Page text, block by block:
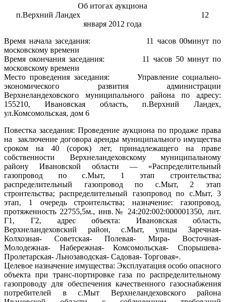
Об итогах аукциона
п.Верхний Ландех 12
января 2012 года
Время начала заседания: 11 часов 00минут по
московскому времени
Время окончания заседания: 11 часов 50 минут по
московскому времени
Место проведения заседания: Управление социально-
экономического развития администрации
Верхнеландеховского муниципального района по адресу:
155210, Ивановская область, п.Верхний Ландех,
ул.Комсомольская, дом 6
Повестка заседания: Проведение аукциона по продаже права
на заключение договора аренды муниципального имущества
сроком на 40 (сорок) лет, принадлежащего на праве
собственности Верхнеландеховскому муниципальному
району Ивановской области — «Распределительный
газопровод по с.Мыт, 1 этап строительства;
распределительный газопровод по с.Мыт, 2 этап
строительства; распределительный газопровод по с.Мыт, 3
этап, 1 очередь строительства; назначение: газопровод,
протяженность 22755,5м., инв.№ 24:202:002:000001350, лит.
Г1, Г2, адрес объекта: Ивановская область,
Верхнеландеховский район, с.Мыт, улицы Заречная-
Колхозная- Советская- Полевая- Мира- Восточная-
Молодежная- Набережная- Комсомольская- Спорышева-
Пролетарская- Льнозаводская- Садовая- Торговая».
Целевое назначение имущества: Эксплуатация особо опасного
объекта при транс-портировке газа по распределительному
газопроводу для обеспечения качественного газоснабжения
потребителей в с.Мыт Верхнеландеховского района